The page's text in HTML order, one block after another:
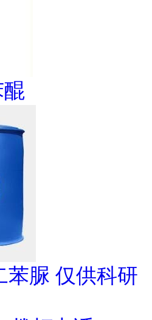
醌
苯脲 仅供科研